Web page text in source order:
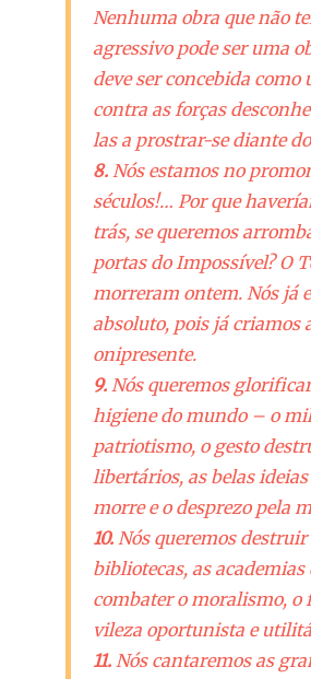
Nenhuma obra que não
agressivo pode ser uma
deve ser concebida
contra as forças
las a prostrar-se diante
8. Nós estamos no
séculos!… Por que
trás, se queremos
portas do Impossível? O
morreram ontem. Nós já
absoluto, pois já criamos
onipresente.
9. Nós queremos
higiene do mundo – o
patriotismo, o gesto
libertários, as belas ideias
morre e o desprezo pela
10. Nós queremos destruir
bibliotecas, as
combater o moralismo, o
vileza oportunista e
11. Nós cantaremos as